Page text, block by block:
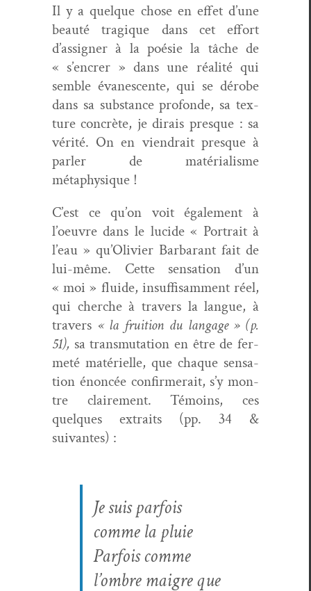
Il y a quelque chose en effet d’une
beauté trag­ique dans cet effort
d’assigner à la poésie la tâche de
« s’encrer » dans une réal­ité qui
sem­ble évanes­cente, qui se dérobe
dans sa sub­stance pro­fonde, sa tex­
ture con­crète, je dirais presque : sa
vérité. On en viendrait presque à
par­ler de matéri­al­isme
métaphysique !
C’est ce qu’on voit égale­ment à
l’oeuvre dans le lucide « Por­trait à
l’eau » qu’Olivier Bar­barant fait de
lui-même. Cette sen­sa­tion d’un
« moi » flu­ide, insuff­isam­ment réel,
qui cherche à tra­vers la langue, à
tra­vers « la fruition du lan­gage » (p.
51), sa trans­mu­ta­tion en être de fer­
meté matérielle, que chaque sen­sa­
tion énon­cée con­firmerait, s’y mon­
tre claire­ment. Témoins, ces
quelques extraits (pp. 34 &
suivantes) :
Je suis par­fois
comme la pluie
Par­fois comme
l’ombre mai­gre que